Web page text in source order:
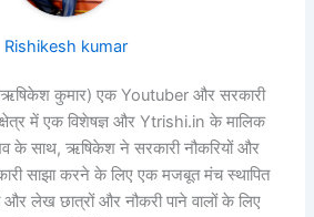
Rishikesh kumar
कुमार) एक Youtuber और सरकारी
में एक विशेषज्ञ और Ytrishi.in के मालिक
के साथ, ऋषिकेश ने सरकारी नौकरियों और
साझा करने के लिए एक मजबूत मंच स्थापित
और लेख छात्रों और नौकरी पाने वालों के लिए